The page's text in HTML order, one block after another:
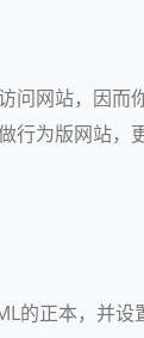
问网站，因
行为版网站
的正本，并